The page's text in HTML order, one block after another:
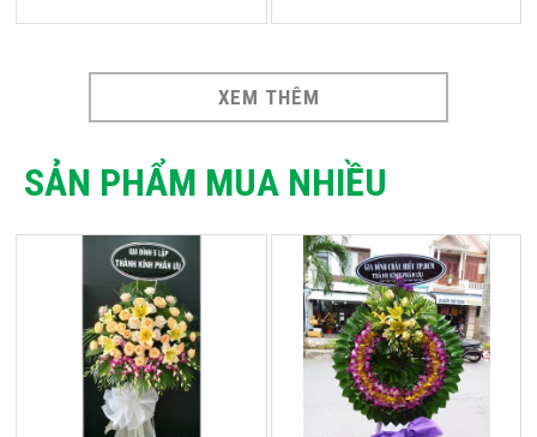
XEM THÊM
SẢN PHẨM MUA NHIỀU